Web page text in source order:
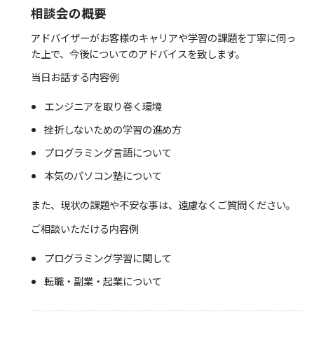
相談会の概要
アドバイザーがお客様のキャリアや学習の課題を丁寧に伺っ
た上で、今後についてのアドバイスを致します。
当日お話する内容例
エンジニアを取り巻く環境
挫折しないための学習の進め方
プログラミング言語について
本気のパソコン塾について
また、現状の課題や不安な事は、遠慮なくご質問ください。
ご相談いただける内容例
プログラミング学習に関して
転職・副業・起業について